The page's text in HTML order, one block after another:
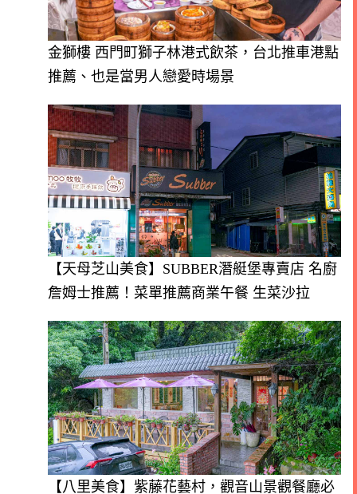
金獅樓 西門町獅子林港式飲茶，台北推車港點
推薦、也是當男人戀愛時場景
【天母芝山美食】SUBBER潛艇堡專賣店 名廚
詹姆士推薦！菜單推薦商業午餐 生菜沙拉
【八里美食】紫藤花藝村，觀音山景觀餐廳必